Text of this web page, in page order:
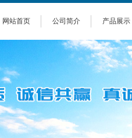
网站首页 公司简介 产品展示